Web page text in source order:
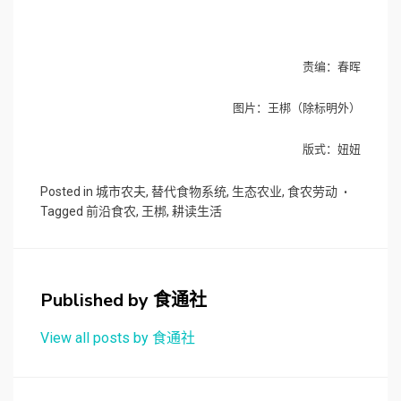
责编：春晖
图片：王梆（除标明外）
版式：妞妞
Posted in 城市农夫, 替代食物系统, 生态农业, 食农劳动
Tagged 前沿食农, 王梆, 耕读生活
Published by食通社
View all posts by 食通社